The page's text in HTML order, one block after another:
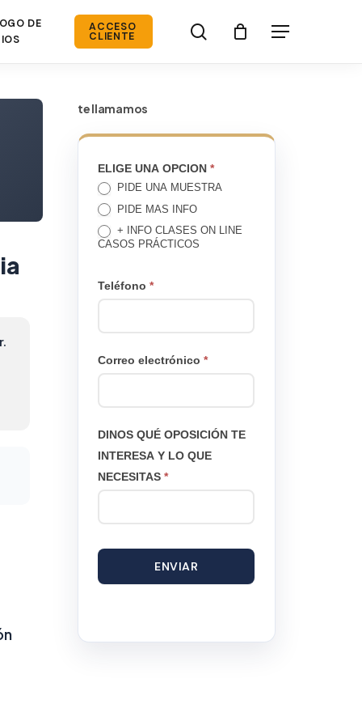
DE
ACCESO
CLIENTE search Menú
te llamamos
TE
LLAMAMOS
ELIGE UNA OPCION*
PIDE UNA MUESTRA
PIDE MAS INFO
+ INFO CLASES ON LINE
CASOS PRÁCTICOS
Teléfono*
Correo electrónico*
DINOS QUÉ OPOSICIÓN TE
INTERESA Y LO QUE
NECESITAS*
ENVIAR